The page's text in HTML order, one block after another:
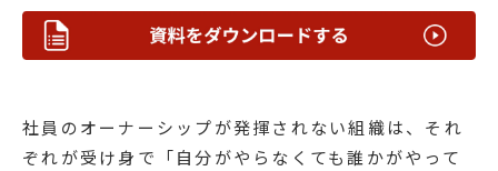
社員のオーナーシップが発揮されない組織は、それ
ぞれが受け身で「自分がやらなくても誰かがやって